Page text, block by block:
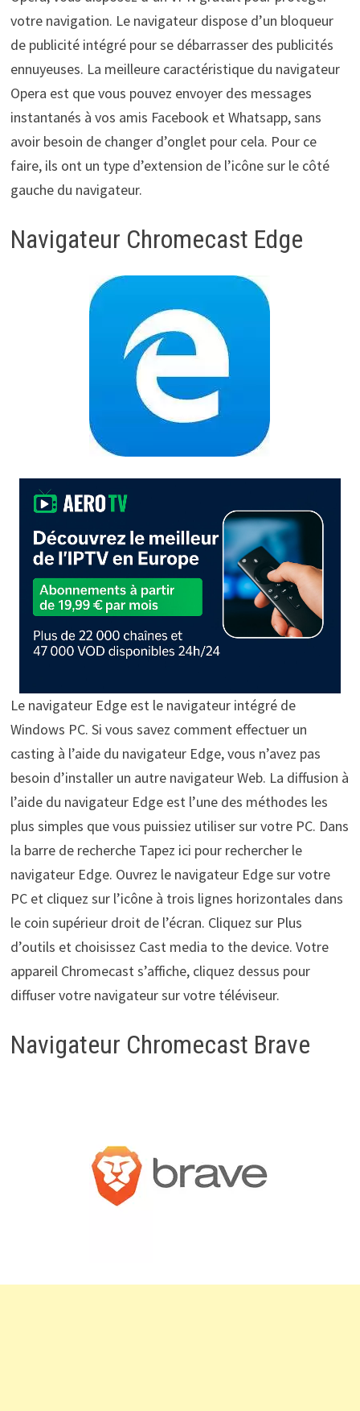
votre navigation. Le navigateur dispose d’un bloqueur
de publicité intégré pour se débarrasser des publicités
ennuyeuses. La meilleure caractéristique du navigateur
Opera est que vous pouvez envoyer des messages
instantanés à vos amis Facebook et Whatsapp, sans
avoir besoin de changer d’onglet pour cela. Pour ce
faire, ils ont un type d’extension de l’icône sur le côté
gauche du navigateur.
Navigateur Chromecast Edge
Le navigateur Edge est le navigateur intégré de
Windows PC. Si vous savez comment effectuer un
casting à l’aide du navigateur Edge, vous n’avez pas
besoin d’installer un autre navigateur Web. La diffusion à
l’aide du navigateur Edge est l’une des méthodes les
plus simples que vous puissiez utiliser sur votre PC. Dans
la barre de recherche Tapez ici pour rechercher le
navigateur Edge. Ouvrez le navigateur Edge sur votre
PC et cliquez sur l’icône à trois lignes horizontales dans
le coin supérieur droit de l’écran. Cliquez sur Plus
d’outils et choisissez Cast media to the device. Votre
appareil Chromecast s’affiche, cliquez dessus pour
diffuser votre navigateur sur votre téléviseur.
Navigateur Chromecast Brave